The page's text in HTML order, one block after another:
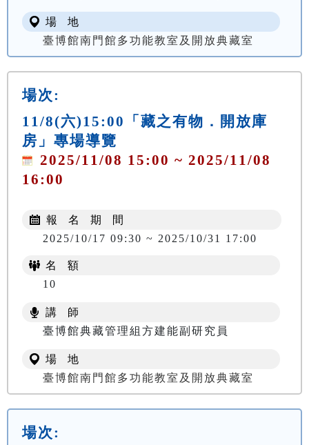
場 地
臺博館南門館多功能教室及開放典藏室
場次:
11/8(六)15:00「藏之有物．開放庫
房」專場導覽
2025/11/08 15:00 ~ 2025/11/08
16:00
報 名 期 間
2025/10/17 09:30 ~ 2025/10/31 17:00
名 額
10
講 師
臺博館典藏管理組方建能副研究員
場 地
臺博館南門館多功能教室及開放典藏室
場次: